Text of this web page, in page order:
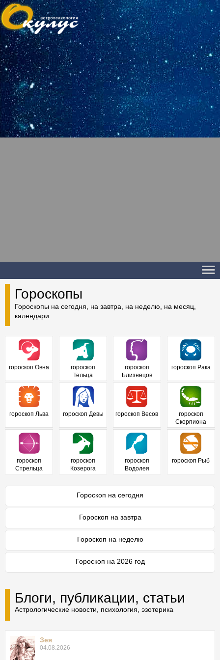
Гороскопы
Гороскопы на сегодня, на завтра, на неделю, на месяц,
календари
гороскоп Овна
гороскоп
Тельца
гороскоп
Близнецов
гороскоп Рака
гороскоп Льва гороскоп Девы гороскоп Весов
гороскоп
Скорпиона
гороскоп
Стрельца
гороскоп
Козерога
гороскоп
Водолея
гороскоп Рыб
Гороскоп на сегодня
Гороскоп на завтра
Гороскоп на неделю
Гороскоп на 2026 год
Блоги, публикации, статьи
Астрологические новости, психология, эзотерика
Зея
04.08.2026